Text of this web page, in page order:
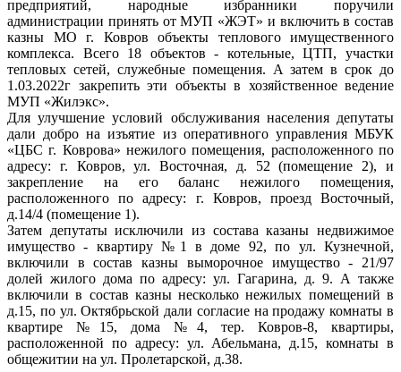
предприятий, народные избранники поручили
администрации принять от МУП «ЖЭТ» и включить в состав
казны МО г. Ковров объекты теплового имущественного
комплекса. Всего 18 объектов - котельные, ЦТП, участки
тепловых сетей, служебные помещения. А затем в срок до
1.03.2022г закрепить эти объекты в хозяйственное ведение
МУП «Жилэкс».
Для улучшение условий обслуживания населения депутаты
дали добро на изъятие из оперативного управления МБУК
«ЦБС г. Коврова» нежилого помещения, расположенного по
адресу: г. Ковров, ул. Восточная, д. 52 (помещение 2), и
закрепление на его баланс нежилого помещения,
расположенного по адресу: г. Ковров, проезд Восточный,
д.14/4 (помещение 1).
Затем депутаты исключили из состава казаны недвижимое
имущество - квартиру №1 в доме 92, по ул. Кузнечной,
включили в состав казны выморочное имущество - 21/97
долей жилого дома по адресу: ул. Гагарина, д. 9. А также
включили в состав казны несколько нежилых помещений в
д.15, по ул. Октябрьской дали согласие на продажу комнаты в
квартире №15, дома №4, тер. Ковров-8, квартиры,
расположенной по адресу: ул. Абельмана, д.15, комнаты в
общежитии на ул. Пролетарской, д.38.